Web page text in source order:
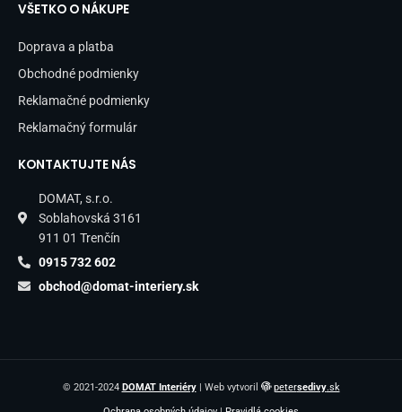
VŠETKO O NÁKUPE
Doprava a platba
Obchodné podmienky
Reklamačné podmienky
Reklamačný formulár
KONTAKTUJTE NÁS
DOMAT, s.r.o.
Soblahovská 3161
911 01 Trenčín
0915 732 602
obchod@domat-interiery.sk
© 2021-2024 DOMAT Interiéry| Web vytvoril petersedivy.sk